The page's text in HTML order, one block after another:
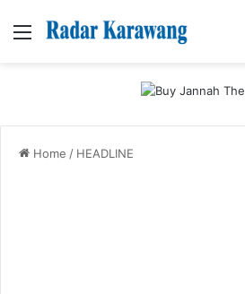
Menu
Home / HEADLINE